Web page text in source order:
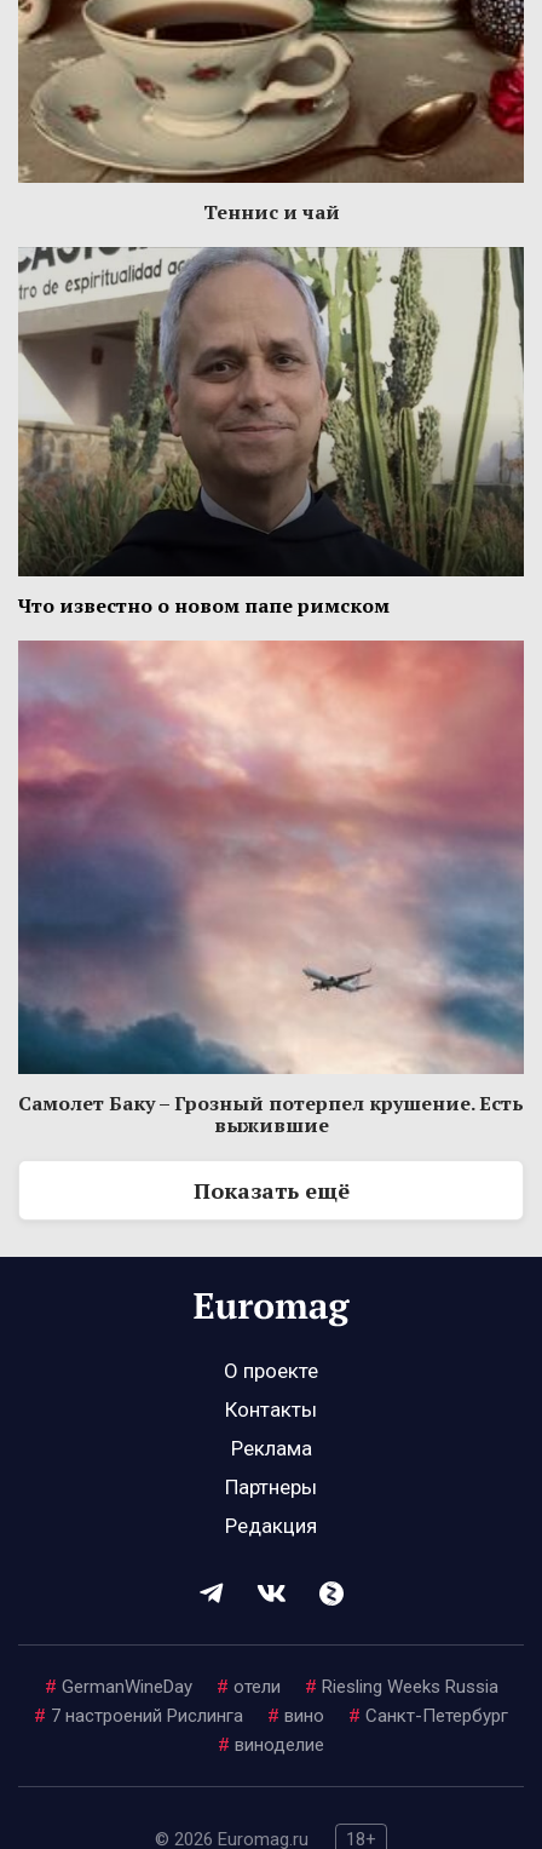
Теннис и чай
Что известно о новом папе римском
Самолет Баку – Грозный потерпел крушение. Есть
выжившие
Показать ещё
О проекте
Контакты
Реклама
Партнеры
Редакция
# GermanWineDay # отели # Riesling Weeks Russia
# 7 настроений Рислинга # вино # Санкт-Петербург
# виноделие
© 2026 Euromag.ru 18+